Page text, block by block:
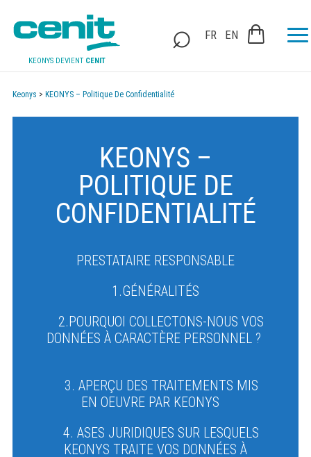
KEONYS DEVIENT CENIT
FR EN
Keonys > KEONYS – Politique De Confidentialité
KEONYS –
POLITIQUE DE
CONFIDENTIALITÉ
PRESTATAIRE RESPONSABLE
1.GÉNÉRALITÉS
2.POURQUOI COLLECTONS-NOUS VOS
DONNÉES À CARACTÈRE PERSONNEL ?
3. APERÇU DES TRAITEMENTS MIS
EN OEUVRE PAR KEONYS
4. ASES JURIDIQUES SUR LESQUELS
KEONYS TRAITE VOS DONNÉES À